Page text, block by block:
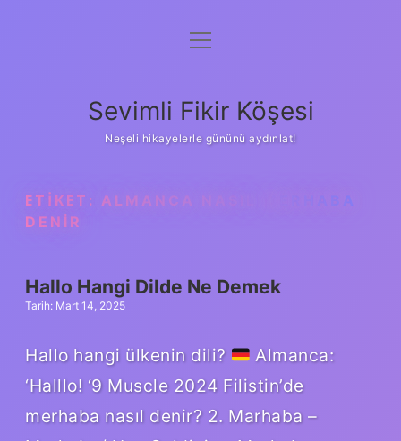
Anasayfa
Yasal Uyarı
menüyü
Sevimli Fikir Köşesi
Neşeli hikayelerle gününü aydınlat!
ETIKET: ALMANCA NASIL MERHABA
DENIR
Hallo Hangi Dilde Ne Demek
Tarih: Mart 14, 2025
Hallo hangi ülkenin dili?
Almanca:
‘Halllo! ‘9 Muscle 2024 Filistin’de
merhaba nasıl denir? 2. Marhaba –